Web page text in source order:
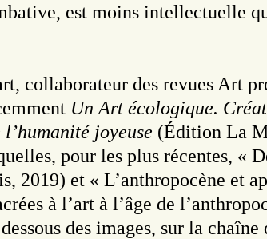
est moins intellectuelle
collaborateur des revues Art
Un Art écologique.
joyeuse (Édition La
pour les plus récentes, «
2019) et « L’anthropocène et
à l’art à l’âge de
des images, sur la